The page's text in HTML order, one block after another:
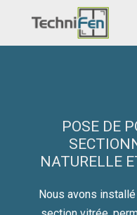
POSE DE
NATURELLE
Nous avons